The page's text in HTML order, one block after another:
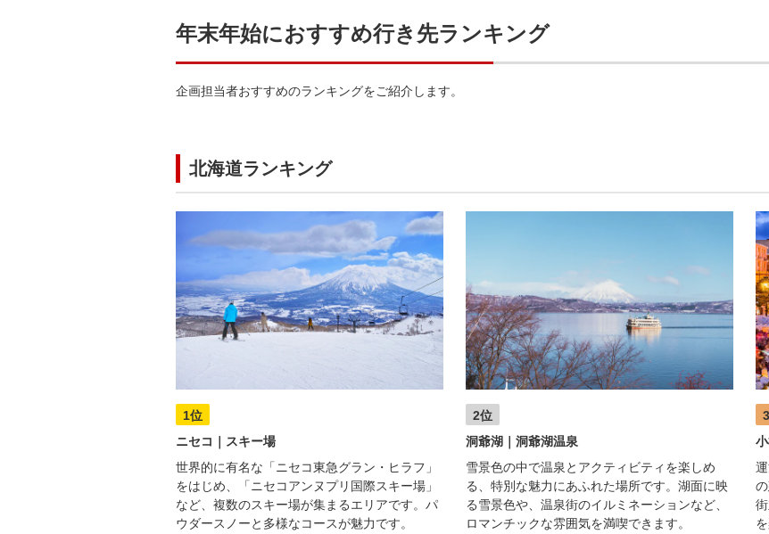
年末年始におすすめ行き先ランキング
企画担当者おすすめのランキングをご紹介します。
北海道ランキング
1位
ニセコ｜スキー場
世界的に有名な「ニセコ東急グラン・ヒラフ」
をはじめ、「ニセコアンヌプリ国際スキー場」
など、複数のスキー場が集まるエリアです。パ
ウダースノーと多様なコースが魅力です。
2位
洞爺湖｜洞爺湖温泉
雪景色の中で温泉とアクティビティを楽しめ
る、特別な魅力にあふれた場所です。湖面に映
る雪景色や、温泉街のイルミネーションなど、
ロマンチックな雰囲気を満喫できます。